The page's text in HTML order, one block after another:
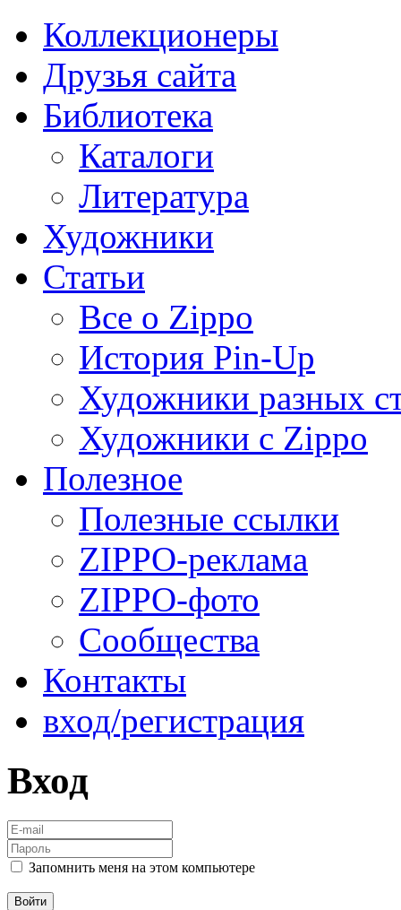
Коллекционеры
Друзья сайта
Библиотека
Каталоги
Литература
Художники
Статьи
Все о Zippo
История Pin-Up
Художники разных
Художники с Zippo
Полезное
Полезные ссылки
ZIPPO-реклама
ZIPPO-фото
Сообщества
Контакты
вход/регистрация
Вход
Запомнить меня на этом компьютере